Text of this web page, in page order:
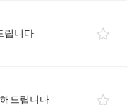
립니다
드립니다